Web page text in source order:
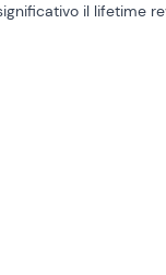
il lifetime